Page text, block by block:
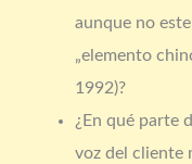
aunque no
„elemento
1992)?
¿En qué parte
voz del cliente